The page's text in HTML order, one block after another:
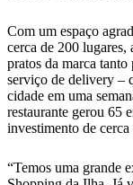
Com um espaço
cerca de 200 lugares,
pratos da marca
serviço de delivery –
cidade em uma
restaurante gerou 65
investimento de
“Temos uma grande